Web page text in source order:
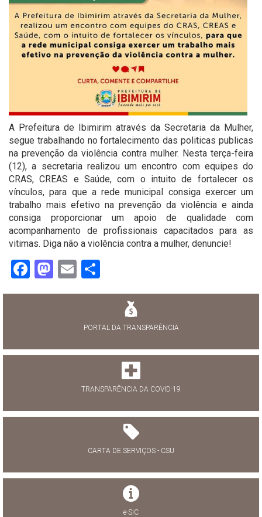
A Prefeitura de Ibimirim através da Secretaria da Mulher,
segue trabalhando no fortalecimento das politicas publicas
na prevenção da violência contra mulher. Nesta terça-feira
(12), a secretaria realizou um encontro com equipes do
CRAS, CREAS e Saúde, com o intuito de fortalecer os
vínculos, para que a rede municipal consiga exercer um
trabalho mais efetivo na prevenção da violência e ainda
consiga proporcionar um apoio de qualidade com
acompanhamento de profissionais capacitados para as
vitimas. Diga não a violência contra a mulher, denuncie!
Facebook
Mastodon
Email
PORTAL DA TRANSPARÊNCIA
TRANSPARÊNCIA DA COVID-19
CARTA DE SERVIÇOS - CSU
e-SIC